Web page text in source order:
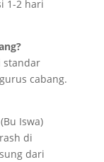
1-2 hari
standar
cabang.
Iswa)
di
dari